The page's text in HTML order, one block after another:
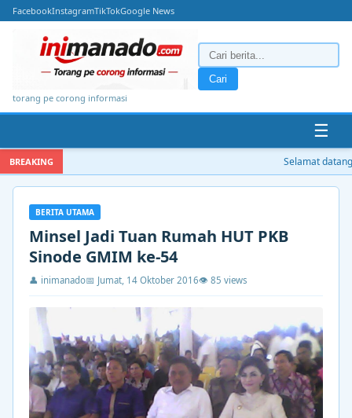
FacebookInstagramTikTokGoogle News
torang pe corong informasi
Cari
☰
BREAKING Selamat
BERITA UTAMA
Minsel Jadi Tuan Rumah HUT PKB
Sinode GMIM ke-54
👤 inimanado📅 Jumat, 14 Oktober 2016👁 85 views